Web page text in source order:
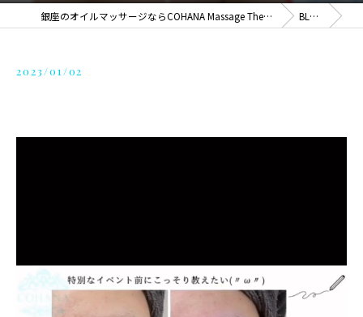
銀座のオイルマッサージならCOHANA Massage Therapy BLOG
2023/01/02